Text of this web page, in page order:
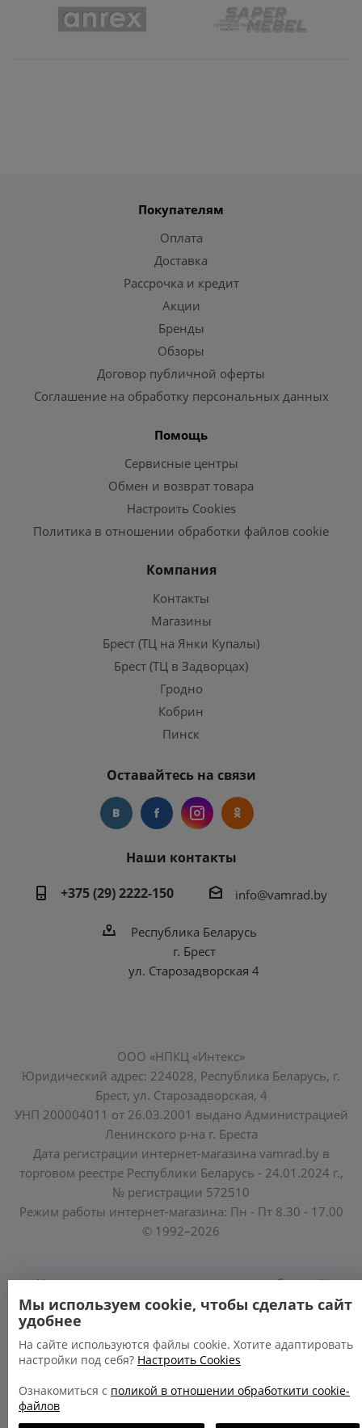
Покупателям
Оплата
Доставка
Рассрочка и кредит
Акции
Бренды
Обзоры
Договор публичной оферты
Соглашение на обработку персональных данных
Помощь
Сервисные центры
Обмен и возврат товара
Настроить Cookies
Политика в отношении обработки файлов cookie
Компания
Контакты
Магазины
Брест (ТЦ на Янки Купалы)
Брест (ТЦ в Задворцах)
Гродно
Кобрин
Пинск
Оставайтесь на связи
Наши контакты
+375 (29) 2222-150
info@vamrad.by
Республика Беларусь
г. Брест
ул. Старозадворская 4
ООО «НПКЦ «Интекс»
Юридический адрес: 224028, Республика Беларусь, г.
Брест, ул. Старозадворская, 4
УНП 200004011 от 26.03.2001 выдано Администрацией
Ленинского р-на г. Бреста
Дата регистрации интернет-магазина vamrad.by в
торговом реестре Республики Беларусь - 24.01.2024 г.,
№ регистрации 572510
Режим работы интернет-магазина: Пн - Пт 8.30 - 17.00
© 1992–2026
Уполномоченные по защите прав потребителей
облисполкомов, Минского горисполкома:
https://www.mart.gov.by/activity/zashchita-prav-
potrebiteley/
БРЕСТСКАЯ ОБЛАСТЬ тел. (80162) 26 97 69;
Мы используем cookie, чтобы сделать сайт
удобнее
На сайте используются файлы cookie. Хотите адаптировать
настройки под себя? Настроить Cookies
Ознакомиться с поликой в отношении обработкити cookie-
файлов